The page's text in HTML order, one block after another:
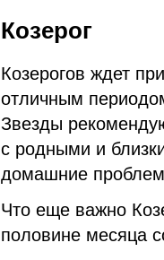
Козерог
Козерогов ждет
отличным
Звезды
с родными и
домашние
Что еще важно
половине месяца